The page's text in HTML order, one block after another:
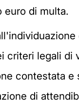
euro di multa.
criteri legali di
contestata e
di